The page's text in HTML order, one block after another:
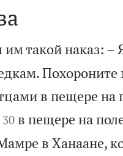
им такой наказ: –
Похороните
в пещере на


30 в пещере на
в Ханаане,